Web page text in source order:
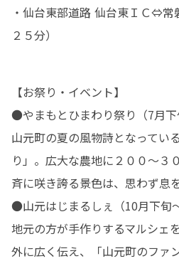
・仙台東部道路 仙台東ＩＣ⇔常
２５分）
【お祭り・イベント】
●やまもとひまわり祭り（7月下
山元町の夏の風物詩となってい
り」。広大な農地に２００～３
斉に咲き誇る景色は、思わず息
●山元はじまるしぇ（10月下旬
地元の方が手作りするマルシェ
外に広く伝え、「山元町のファ